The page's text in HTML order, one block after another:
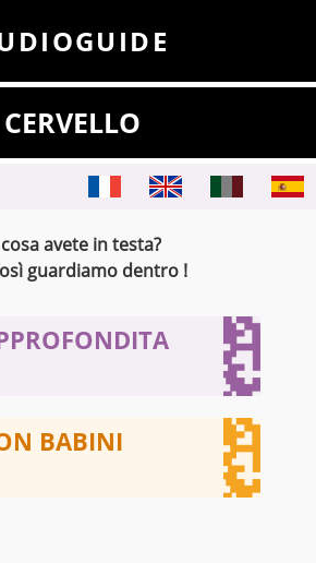
CERVELLO
avete in testa?
guardiamo dentro !
BABINI